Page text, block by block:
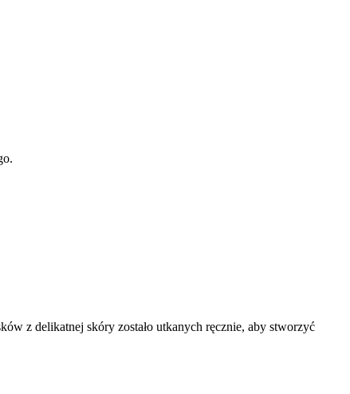
z delikatnej skóry zostało utkanych ręcznie, aby stworzyć